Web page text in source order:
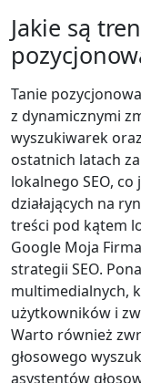
Jakie są
Tanie
z dynamicznymi
wyszukiwarek
ostatnich latach
lokalnego SEO,
działających na
treści pod kątem
Google Moja
strategii SEO.
multimedialnych,
użytkowników i
Warto również
głosowego
asystentów